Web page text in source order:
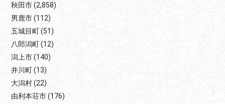
秋田市(2,858)
男鹿市(112)
五城目町(51)
八郎潟町(12)
潟上市(140)
井川町(13)
大潟村(22)
由利本荘市(176)